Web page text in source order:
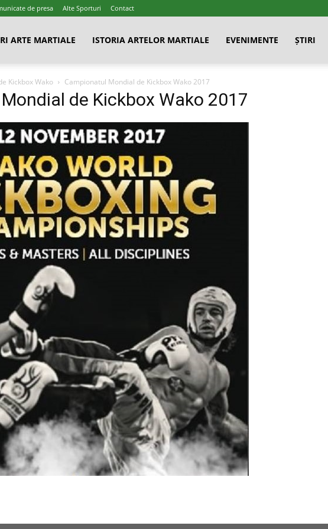
de presa Alte Sporturi Contact
ARTE MARTIALE ISTORIA ARTELOR MARTIALE EVENIMENTE ȘTIRI
Kickbox Wako Campionatul Mondial de Kickbox Wako 2017
de Kickbox Wako 2017